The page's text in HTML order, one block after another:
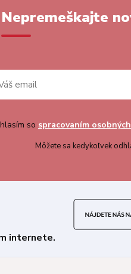
Nepremeškajte
so spracovaním
Môžete sa kedykoľvek